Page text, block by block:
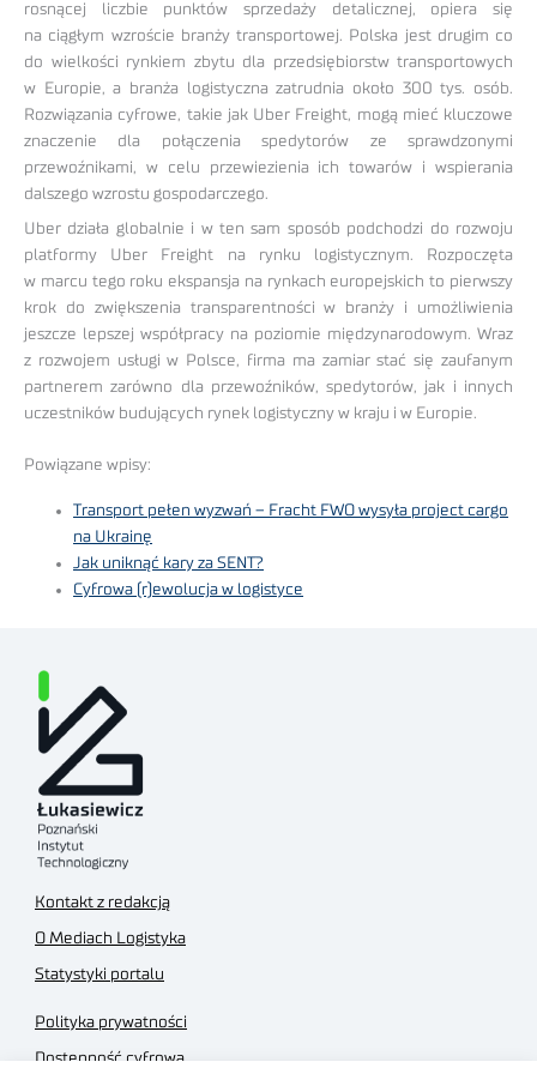
rosnącej liczbie punktów sprzedaży detalicznej, opiera się
na ciągłym wzroście branży transportowej. Polska jest drugim co
do wielkości rynkiem zbytu dla przedsiębiorstw transportowych
w Europie, a branża logistyczna zatrudnia około 300 tys. osób.
Rozwiązania cyfrowe, takie jak Uber Freight, mogą mieć kluczowe
znaczenie dla połączenia spedytorów ze sprawdzonymi
przewoźnikami, w celu przewiezienia ich towarów i wspierania
dalszego wzrostu gospodarczego.
Uber działa globalnie i w ten sam sposób podchodzi do rozwoju
platformy Uber Freight na rynku logistycznym. Rozpoczęta
w marcu tego roku ekspansja na rynkach europejskich to pierwszy
krok do zwiększenia transparentności w branży i umożliwienia
jeszcze lepszej współpracy na poziomie międzynarodowym. Wraz
z rozwojem usługi w Polsce, firma ma zamiar stać się zaufanym
partnerem zarówno dla przewoźników, spedytorów, jak i innych
uczestników budujących rynek logistyczny w kraju i w Europie.
Powiązane wpisy:
Transport pełen wyzwań – Fracht FWO wysyła project cargo
na Ukrainę
Jak uniknąć kary za SENT?
Cyfrowa (r)ewolucja w logistyce
Kontakt z redakcją
O Mediach Logistyka
Statystyki portalu
Polityka prywatności
Dostępność cyfrowa